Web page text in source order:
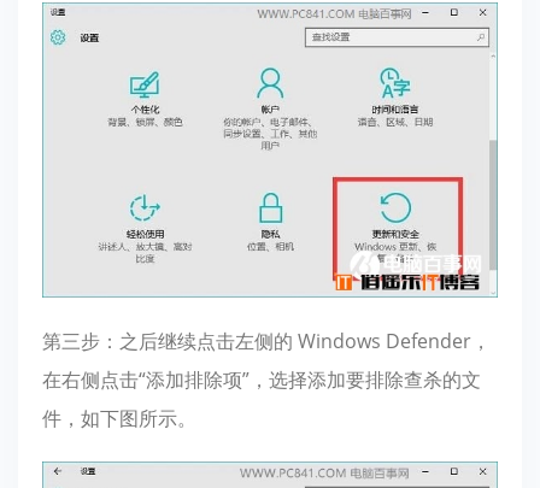
第三步：之后继续点击左侧的 Windows Defender，
在右侧点击“添加排除项”，选择添加要排除查杀的文
件，如下图所示。